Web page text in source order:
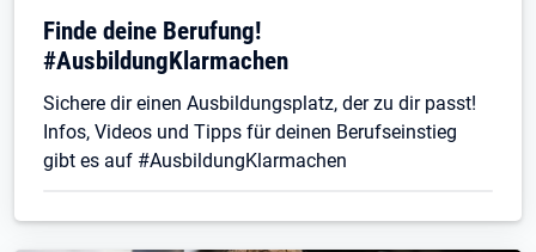
Finde deine Berufung!
#AusbildungKlarmachen
Sichere dir einen Ausbildungsplatz, der zu dir passt!
Infos, Videos und Tipps für deinen Berufseinstieg
gibt es auf #AusbildungKlarmachen